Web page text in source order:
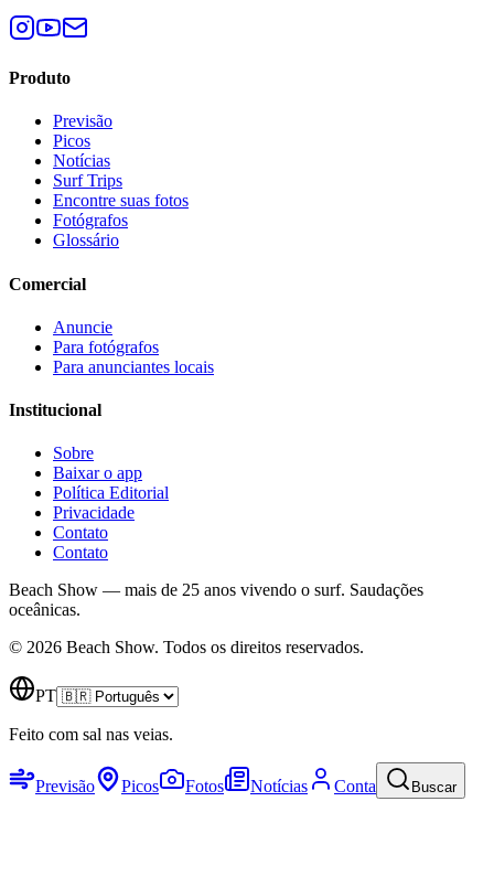
Produto
Previsão
Picos
Notícias
Surf Trips
Encontre suas fotos
Fotógrafos
Glossário
Comercial
Anuncie
Para fotógrafos
Para anunciantes locais
Institucional
Sobre
Baixar o app
Política Editorial
Privacidade
Contato
Contato
Beach Show — mais de 25 anos vivendo o surf. Saudações
oceânicas.
© 2026 Beach Show. Todos os direitos reservados.
PT
Feito com sal nas veias.
Previsão Picos Fotos Notícias Conta Buscar